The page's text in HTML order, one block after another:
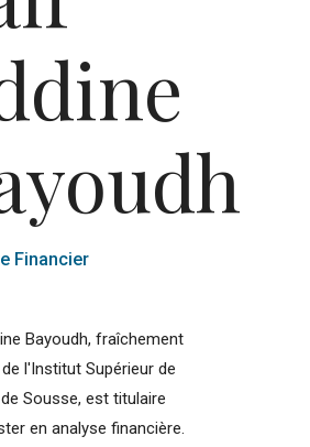
Financier
Bayoudh, fraîchement
l'Institut Supérieur de
Sousse, est titulaire
en analyse financière.